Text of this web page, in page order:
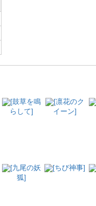
[鼓草を鳴
らして]
[凛花のク
イーン]
[九尾の妖
狐]
[ちび神事]